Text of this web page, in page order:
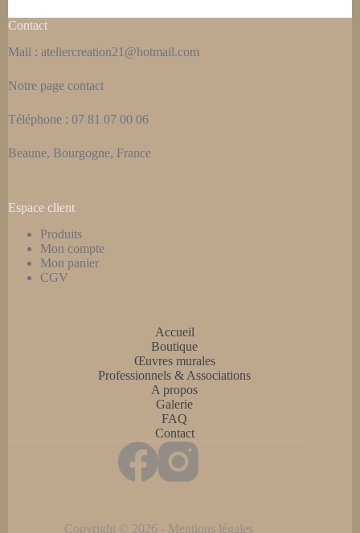
Contact
Mail : ateliercreation21@hotmail.com
Notre page contact
Téléphone : 07 81 07 00 06
Beaune, Bourgogne, France
Espace client
Produits
Mon compte
Mon panier
CGV
Accueil
Boutique
Œuvres murales
Professionnels & Associations
A propos
Galerie
FAQ
Contact
Copyright © 2026 - Mentions légales